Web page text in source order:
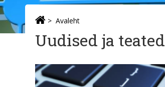
Avaleht
Uudised ja teated